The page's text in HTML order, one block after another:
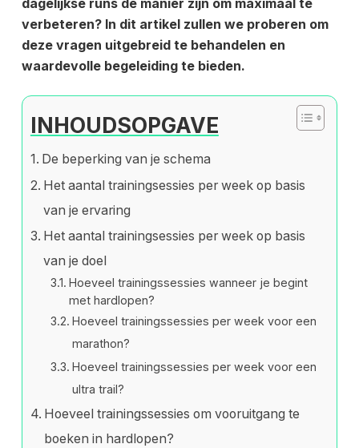
dagelijkse runs de manier zijn om maximaal te
verbeteren? In dit artikel zullen we proberen om
deze vragen uitgebreid te behandelen en
waardevolle begeleiding te bieden.
INHOUDSOPGAVE
De beperking van je schema
Het aantal trainingsessies per week op basis
van je ervaring
Het aantal trainingsessies per week op basis
van je doel
Hoeveel trainingssessies wanneer je begint
met hardlopen?
Hoeveel trainingssessies per week voor een
marathon?
Hoeveel trainingssessies per week voor een
ultra trail?
Hoeveel trainingssessies om vooruitgang te
boeken in hardlopen?